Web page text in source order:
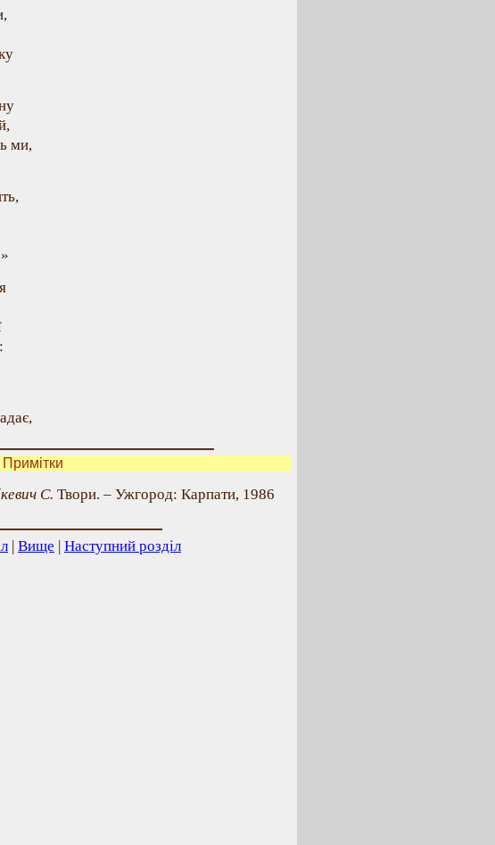
ми,
Примітки
С. Твори. – Ужгород: Карпати, 1986
| Вище | Наступний розділ